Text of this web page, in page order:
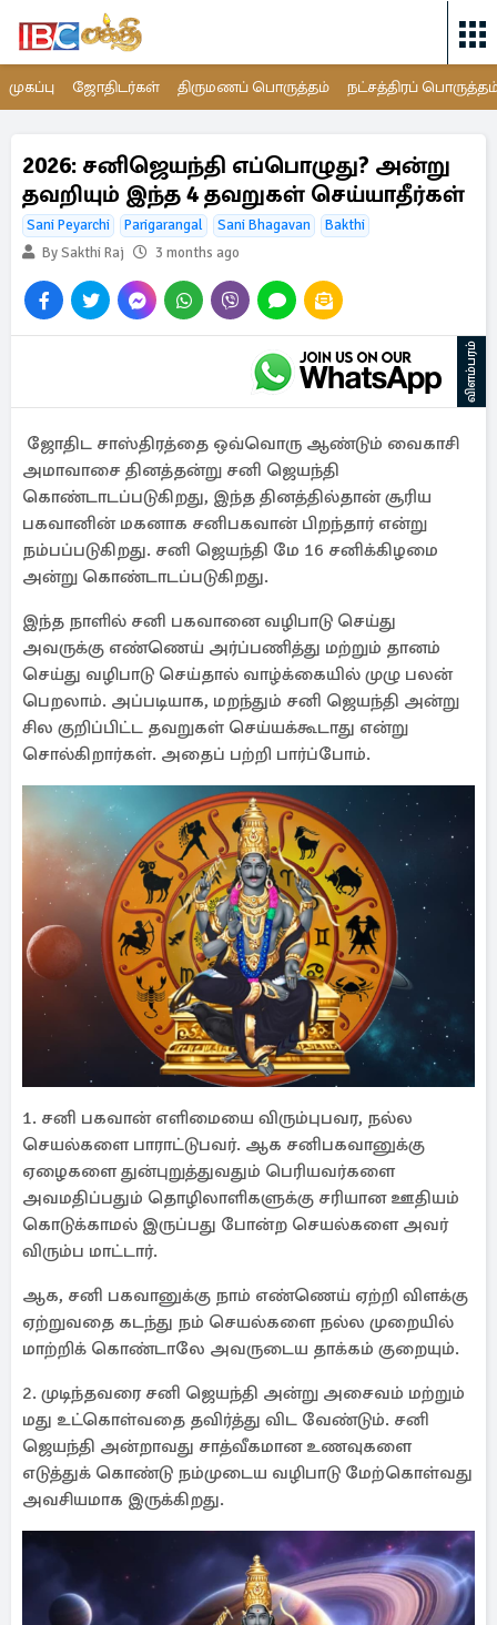
முகப்பு ஜோதிடர்கள் திருமணப் பொருத்தம் நட்சத்திரப்
2026: சனிஜெயந்தி எப்பொழுது? அன்று
தவறியும் இந்த 4 தவறுகள் செய்யாதீர்கள்
Sani Peyarchi Parigarangal Sani Bhagavan
Bakthi
By Sakthi Raj
3 months ago
விளம்பரம்
ஜோதிட சாஸ்திரத்தை ஒவ்வொரு ஆண்டும் வைகாசி
அமாவாசை தினத்தன்று சனி ஜெயந்தி
கொண்டாடப்படுகிறது, இந்த தினத்தில்தான் சூரிய
பகவானின் மகனாக சனிபகவான் பிறந்தார் என்று
நம்பப்படுகிறது. சனி ஜெயந்தி மே 16 சனிக்கிழமை
அன்று கொண்டாடப்படுகிறது.
இந்த நாளில் சனி பகவானை வழிபாடு செய்து
அவருக்கு எண்ணெய் அர்ப்பணித்து மற்றும் தானம்
செய்து வழிபாடு செய்தால் வாழ்க்கையில் முழு பலன்
பெறலாம். அப்படியாக, மறந்தும் சனி ஜெயந்தி அன்று
சில குறிப்பிட்ட தவறுகள் செய்யக்கூடாது என்று
சொல்கிறார்கள். அதைப் பற்றி பார்ப்போம்.
1. சனி பகவான் எளிமையை விரும்புபவர, நல்ல
செயல்களை பாராட்டுபவர். ஆக சனிபகவானுக்கு
ஏழைகளை துன்புறுத்துவதும் பெரியவர்களை
அவமதிப்பதும் தொழிலாளிகளுக்கு சரியான ஊதியம்
கொடுக்காமல் இருப்பது போன்ற செயல்களை அவர்
விரும்ப மாட்டார்.
ஆக, சனி பகவானுக்கு நாம் எண்ணெய் ஏற்றி விளக்கு
ஏற்றுவதை கடந்து நம் செயல்களை நல்ல முறையில்
மாற்றிக் கொண்டாலே அவருடைய தாக்கம் குறையும்.
2. முடிந்தவரை சனி ஜெயந்தி அன்று அசைவம் மற்றும்
மது உட்கொள்வதை தவிர்த்து விட வேண்டும். சனி
ஜெயந்தி அன்றாவது சாத்வீகமான உணவுகளை
எடுத்துக் கொண்டு நம்முடைய வழிபாடு மேற்கொள்வது
அவசியமாக இருக்கிறது.